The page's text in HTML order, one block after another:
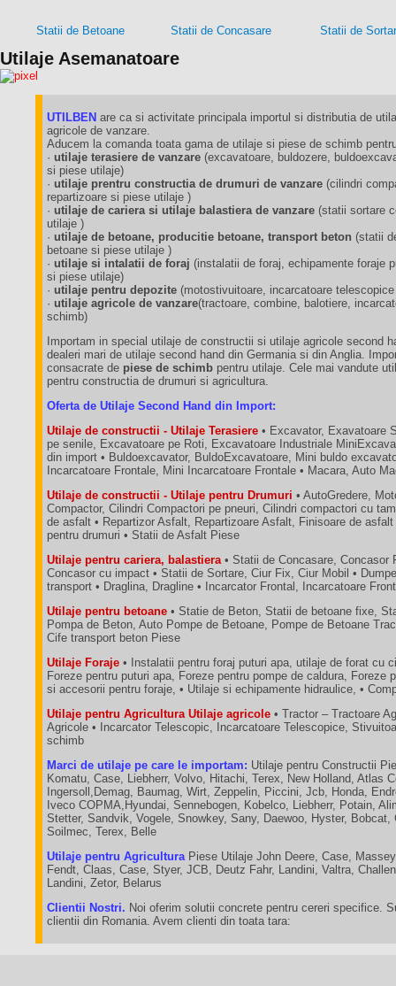
Statii de Betoane Statii de Concasare Statii de
Utilaje Asemanatoare
UTILBEN are ca si activitate principala importul si distributia de
agricole de vanzare.
Aducem la comanda toata gama de utilaje si piese de schimb
· utilaje terasiere de vanzare (excavatoare, buldozere,
si piese utilaje)
· utilaje prentru constructia de drumuri de vanzare (cilindri
repartizoare si piese utilaje )
· utilaje de cariera si utilaje balastiera de vanzare (statii sortare
utilaje )
· utilaje de betoane, producitie betoane, transport beton (statii
betoane si piese utilaje )
· utilaje si intalatii de foraj (instalatii de foraj, echipamente foraje
si piese utilaje)
· utilaje pentru depozite (motostivuitoare, incarcatoare
· utilaje agricole de vanzare(tractoare, combine, balotiere,
schimb)
Importam in special utilaje de constructii si utilaje agricole second
dealeri mari de utilaje second hand din Germania si din Anglia.
consacrate de piese de schimb pentru utilaje. Cele mai vandute
pentru constructia de drumuri si agricultura.
Oferta de Utilaje Second Hand din Import:
Utilaje de constructii - Utilaje Terasiere • Excavator, Exavatoare
pe senile, Excavatoare pe Roti, Excavatoare Industriale
din import • Buldoexcavator, BuldoExcavatoare, Mini buldo
Incarcatoare Frontale, Mini Incarcatoare Frontale • Macara, Auto
Utilaje de constructii - Utilaje pentru Drumuri • AutoGredere,
Compactor, Cilindri Compactori pe pneuri, Cilindri compactori cu
de asfalt • Repartizor Asfalt, Repartizoare Asfalt, Finisoare de
pentru drumuri • Statii de Asfalt Piese
Utilaje pentru cariera, balastiera • Statii de Concasare, Concasor
Concasor cu impact • Statii de Sortare, Ciur Fix, Ciur Mobil •
transport • Draglina, Dragline • Incarcator Frontal, Incarcatoare
Utilaje pentru betoane • Statie de Beton, Statii de betoane fixe,
Pompa de Beton, Auto Pompe de Betoane, Pompe de Betoane
Cife transport beton Piese
Utilaje Foraje • Instalatii pentru foraj puturi apa, utilaje de forat cu
Foreze pentru puturi apa, Foreze pentru pompe de caldura, Foreze
si accesorii pentru foraje, • Utilaje si echipamente hidraulice, •
Utilaje pentru Agricultura Utilaje agricole • Tractor – Tractoare
Agricole • Incarcator Telescopic, Incarcatoare Telescopice,
schimb
Marci de utilaje pe care le importam: Utilaje pentru Constructii
Komatu, Case, Liebherr, Volvo, Hitachi, Terex, New Holland, Atlas
Ingersoll,Demag, Baumag, Wirt, Zeppelin, Piccini, Jcb, Honda,
Iveco COPMA,Hyundai, Sennebogen, Kobelco, Liebherr, Potain,
Stetter, Sandvik, Vogele, Snowkey, Sany, Daewoo, Hyster, Bobcat,
Soilmec, Terex, Belle
Utilaje pentru Agricultura Piese Utilaje John Deere, Case,
Fendt, Claas, Case, Styer, JCB, Deutz Fahr, Landini, Valtra,
Landini, Zetor, Belarus
Clientii Nostri. Noi oferim solutii concrete pentru cereri specifice.
clientii din Romania. Avem clienti din toata tara: